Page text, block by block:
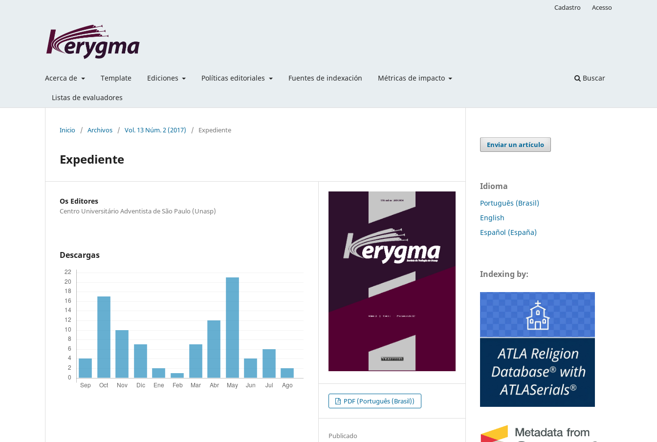
Acerca de Template Ediciones Políticas editoriales Fuentes de indexación Métricas de impacto
Listas de evaluadores
Buscar
Cadastro Acesso
Inicio / Archivos / Vol. 13 Núm. 2 (2017) / Expediente
Expediente
Os Editores
Centro Universitário Adventista de São Paulo (Unasp)
Descargas
PDF (Português (Brasil))
Publicado
Enviar un artículo
Idioma
Português (Brasil)
English
Español (España)
Indexing by: